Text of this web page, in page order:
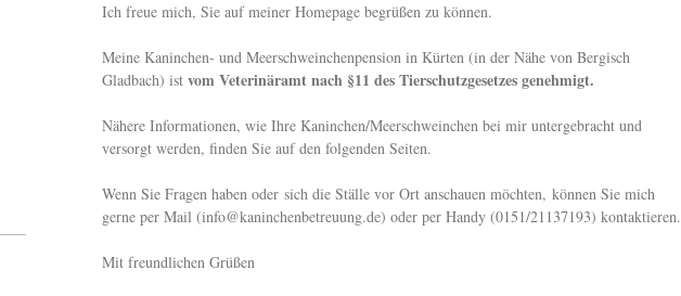
Ich freue mich, Sie auf meiner Homepage begrüßen zu können.
Meine Kaninchen- und Meerschweinchenpension in Kürten (in der Nähe von Bergisch
Gladbach) ist vom Veterinäramt nach §11 des Tierschutzgesetzes genehmigt.
Nähere Informationen, wie Ihre Kaninchen/Meerschweinchen bei mir untergebracht und
versorgt werden, finden Sie auf den folgenden Seiten.
Wenn Sie Fragen haben oder sich die Ställe vor Ort anschauen möchten, können Sie mich
gerne per Mail (info@kaninchenbetreuung.de) oder per Handy (0151/21137193) kontaktieren.
Mit freundlichen Grüßen